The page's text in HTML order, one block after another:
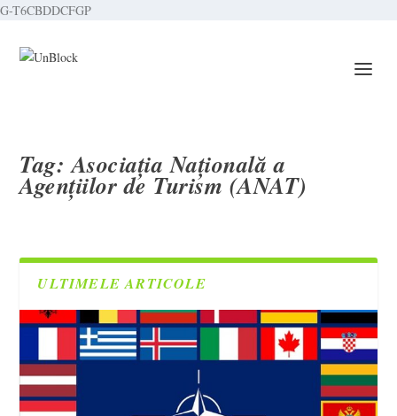
G-T6CBDDCFGP
Tag:Asociația Națională a
Agențiilor de Turism (ANAT)
ULTIMELE ARTICOLE